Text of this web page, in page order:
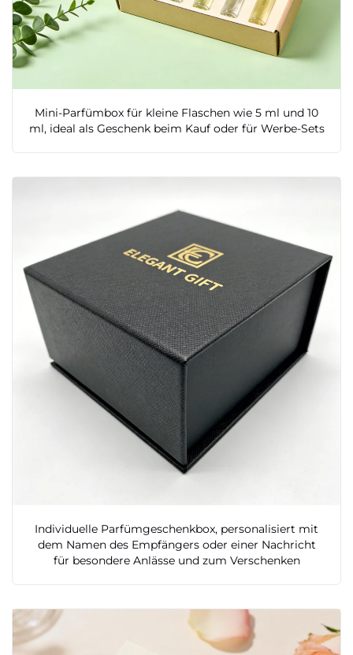
Mini-Parfümbox für kleine Flaschen wie 5 ml und 10
ml, ideal als Geschenk beim Kauf oder für Werbe-Sets
Individuelle Parfümgeschenkbox, personalisiert mit
dem Namen des Empfängers oder einer Nachricht
für besondere Anlässe und zum Verschenken